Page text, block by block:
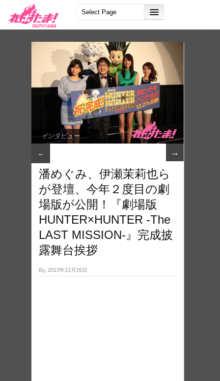
インタビュー
← →
潘めぐみ、伊瀬茉莉也ら
が登壇、今年２度目の劇
場版が公開！『劇場版
HUNTER×HUNTER -The
LAST MISSION‐』完成披
露舞台挨拶
By, 2013年12月26日